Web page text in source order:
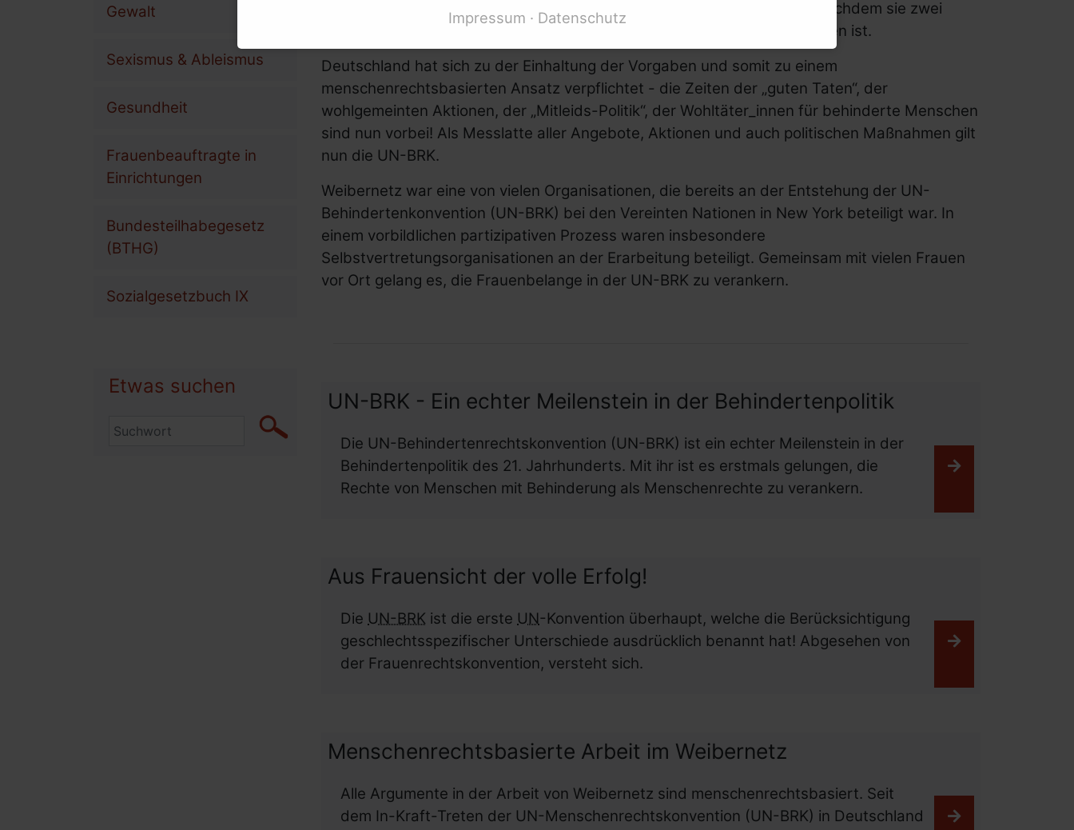
In Deutschland ist die Konvention am 26. März 2009 in Kraft getreten, nachdem sie zwei
Jahre zuvor bei den Vereinten Nationen in
unterzeichnet worden ist.
Deutschland hat sich zu der Einhaltung der Vorgaben und somit zu einem
menschenrechtsbasierten Ansatz verpflichtet - die Zeiten der „guten Taten“, der
wohlgemeinten Aktionen, der „Mitleids-Politik“, der Wohltäter_innen für behinderte Menschen
sind nun vorbei! Als Messlatte aller Angebote, Aktionen und auch politischen Maßnahmen gilt
nun die UN-BRK.
Weibernetz war eine von vielen Organisationen, die bereits an der Entstehung der UN-
Behindertenkonvention (UN-BRK) bei den Vereinten Nationen in New York beteiligt war. In
einem vorbildlichen partizipativen Prozess waren insbesondere
Selbstvertretungsorganisationen an der Erarbeitung beteiligt. Gemeinsam mit vielen Frauen
vor Ort gelang es, die Frauenbelange in der UN-BRK zu verankern.
UN-BRK - Ein echter Meilenstein in der Behindertenpolitik
Die UN-Behindertenrechtskonvention (UN-BRK) ist ein echter Meilenstein in der
Behindertenpolitik des 21. Jahrhunderts. Mit ihr ist es erstmals gelungen, die
Rechte von Menschen mit Behinderung als Menschenrechte zu verankern.
Weiterlesen
Aus Frauensicht der volle Erfolg!
Die UN-BRK ist die erste UN-Konvention überhaupt, welche die Berücksichtigung
geschlechtsspezifischer Unterschiede ausdrücklich benannt hat! Abgesehen von
der Frauenrechtskonvention, versteht sich.
Weiterlesen
Menschenrechtsbasierte Arbeit im Weibernetz
Alle Argumente in der Arbeit von Weibernetz sind menschenrechtsbasiert. Seit
dem In-Kraft-Treten der UN-Menschenrechtskonvention (UN-BRK) in Deutschland
Weiterlesen
Gewalt
Sexismus & Ableismus
Gesundheit
Frauenbeauftragte in
Einrichtungen
Bundesteilhabegesetz
(BTHG)
Sozialgesetzbuch IX
Etwas suchen
Impressum
Datenschutz